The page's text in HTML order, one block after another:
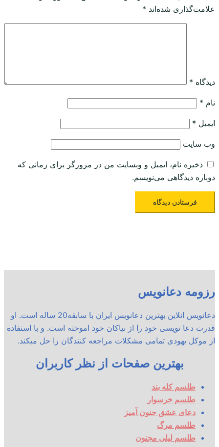
علامت‌گذاری شده‌اند *
دیدگاه *
نام *
ایمیل *
وب‌ سایت
ذخیره نام، ایمیل و وبسایت من در مرورگر برای زمانی که
دوباره دیدگاهی می‌نویسم.
رزومه دعانویس
دعانویس انلاین بهترین دعانویس ایران با سابقه20 ساله است. او
قدرت دعا نویسی خود را از نیاکان خود اموخته است. و با استفاده
از موکل یهودی تمامی مشکلات مراجعه کنندگان را حل میکند.
بهترین صفحات از نظر کاربران
طلسم کله بند
طلسم خرسوار
دعای عشق جنون آمیز
طلسم مرگ
طلسم لیلی مجنون